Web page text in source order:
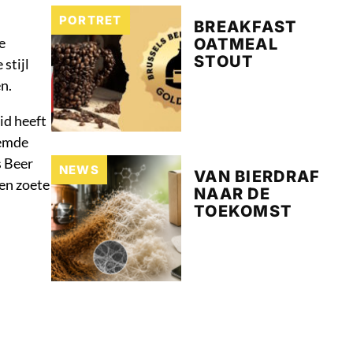
stijl
heeft
Beer
zoete
PORTRET
BREAKFAST
OATMEAL
STOUT
NEWS
VAN BIERDRAF
NAAR DE
TOEKOMST